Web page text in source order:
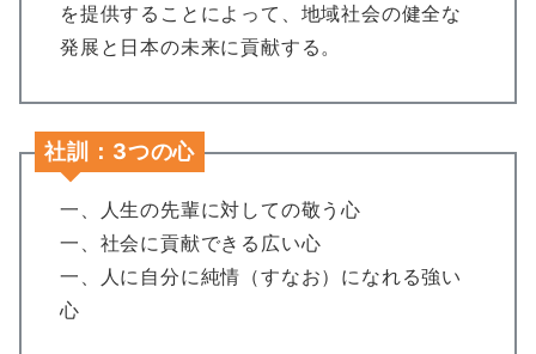
を提供することによって、地域社会の健全な
発展と日本の未来に貢献する。
社訓：3つの心
一、人生の先輩に対しての敬う心
一、社会に貢献できる広い心
一、人に自分に純情（すなお）になれる強い
心